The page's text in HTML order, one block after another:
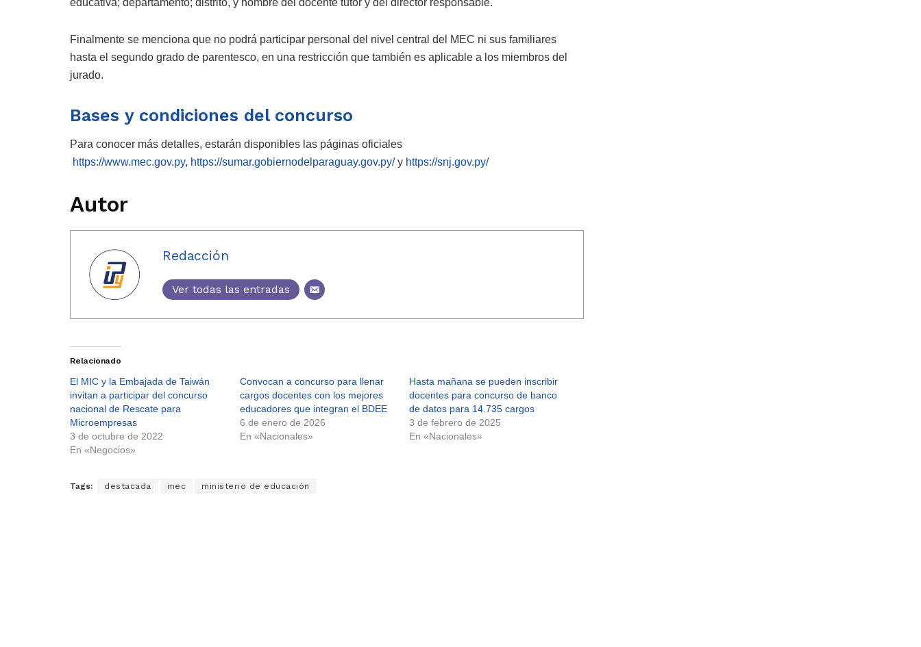
Finalmente se menciona que no podrá participar personal del nivel central del MEC ni sus familiares
hasta el segundo grado de parentesco, en una restricción que también es aplicable a los miembros del
jurado.
Bases y condiciones del concurso
Para conocer más detalles, estarán disponibles las páginas oficiales
https://www.mec.gov.py, https://sumar.gobiernodelparaguay.gov.py/y https://snj.gov.py/
Autor
Redacción
Ver todas las entradas
Relacionado
El MIC y la Embajada de Taiwán
invitan a participar del concurso
nacional de Rescate para
Microempresas
3 de octubre de 2022
En «Negocios»
Convocan a concurso para llenar
cargos docentes con los mejores
educadores que integran el BDEE
6 de enero de 2026
En «Nacionales»
Hasta mañana se pueden inscribir
docentes para concurso de banco
de datos para 14.735 cargos
3 de febrero de 2025
En «Nacionales»
Tags: destacada mec ministerio de educación